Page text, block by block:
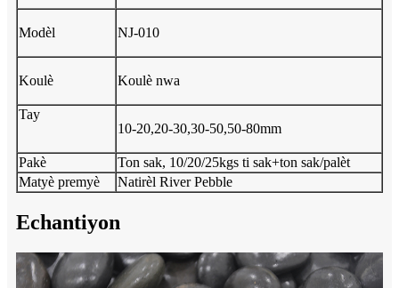
Modèl NJ-010
Koulè Koulè nwa
Tay
10-20,20-30,30-50,50-80mm
Pakè
Ton sak, 10/20/25kgs ti sak+ton sak/palèt
Matyè premyè
Natirèl River Pebble
Echantiyon